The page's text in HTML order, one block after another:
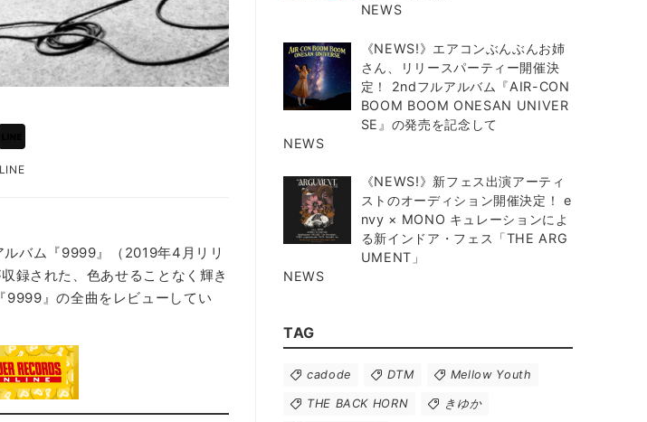
LINE
バム『9999』（2019年4月リリ
録された、色あせることなく輝き
9999』の全曲をレビューしてい
NEWS
《NEWS!》エアコンぶんぶんお姉
さん、リリースパーティー開催決
定！ 2ndフルアルバム『AIR-CON
BOOM BOOM ONESAN UNIVER
SE』の発売を記念して
NEWS
《NEWS!》新フェス出演アーティ
ストのオーディション開催決定！ e
nvy × MONO キュレーションによ
る新インドア・フェス「THE ARG
UMENT」
NEWS
TAG
cadode DTM Mellow Youth
THE BACK HORN きゆか